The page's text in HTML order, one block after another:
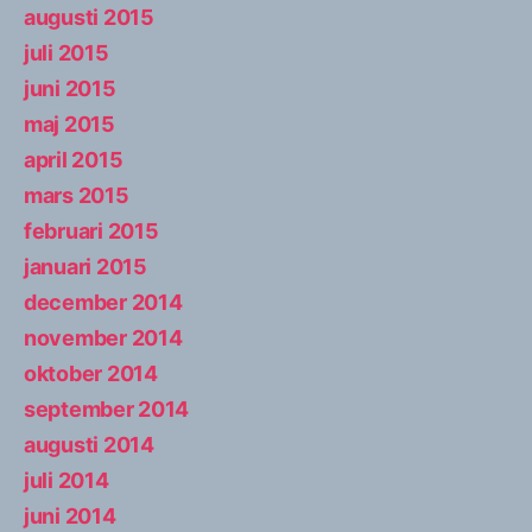
augusti 2015
juli 2015
juni 2015
maj 2015
april 2015
mars 2015
februari 2015
januari 2015
december 2014
november 2014
oktober 2014
september 2014
augusti 2014
juli 2014
juni 2014